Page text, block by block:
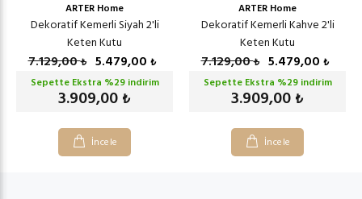
ARTER Home
Dekoratif Kemerli Siyah 2'li
Keten Kutu
7.129,00₺ 5.479,00 ₺
Sepette Ekstra %29indirim
3.909,00 ₺
İncele
ARTER Home
Dekoratif Kemerli Kahve 2'li
Keten Kutu
7.129,00₺ 5.479,00 ₺
Sepette Ekstra %29indirim
3.909,00 ₺
İncele